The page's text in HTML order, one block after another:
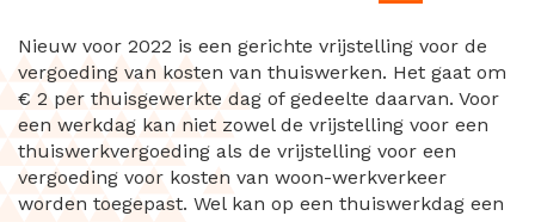
Nieuw voor 2022 is een gerichte vrijstelling voor de
vergoeding van kosten van thuiswerken. Het gaat om
€ 2 per thuisgewerkte dag of gedeelte daarvan. Voor
een werkdag kan niet zowel de vrijstelling voor een
thuiswerkvergoeding als de vrijstelling voor een
vergoeding voor kosten van woon-werkverkeer
worden toegepast. Wel kan op een thuiswerkdag een